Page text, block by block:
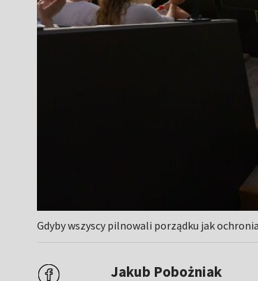
Gdyby wszyscy pilnowali porządku jak
Jakub Pobożniak